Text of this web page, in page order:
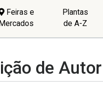
Feiras e
Plantas
de A-Z
de